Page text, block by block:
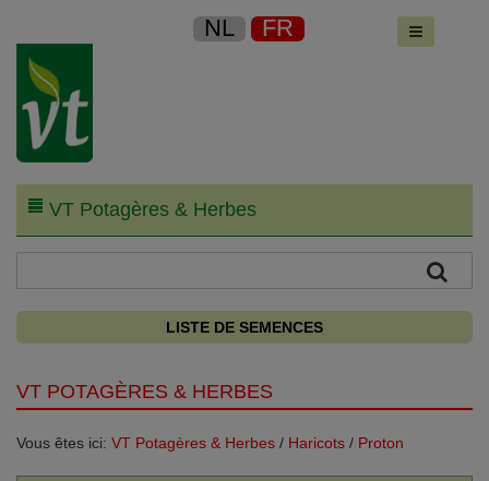
NL FR
VT Potagères & Herbes
LISTE DE SEMENCES
VT POTAGÈRES & HERBES
Vous êtes ici: VT Potagères & Herbes / Haricots / Proton